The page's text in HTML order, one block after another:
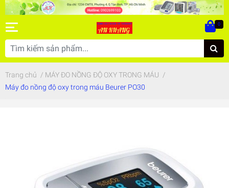
0
Trang chủ / MÁY ĐO NỒNG ĐỘ OXY TRONG MÁU /
Máy đo nồng độ oxy trong máu Beurer PO30